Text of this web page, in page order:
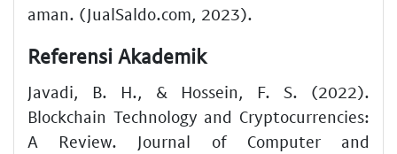
aman. (JualSaldo.com, 2023).
Referensi Akademik
Javadi, B. H., & Hossein, F. S. (2022).
Blockchain Technology and Cryptocurrencies:
A Review. Journal of Computer and